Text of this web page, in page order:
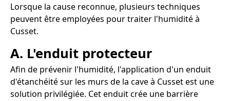
Lorsque la cause reconnue, plusieurs techniques
peuvent être employées pour traiter l'humidité à
Cusset.
A. L'enduit protecteur
Afin de prévenir l'humidité, l'application d'un enduit
d'étanchéité sur les murs de la cave à Cusset est une
solution privilégiée. Cet enduit crée une barrière